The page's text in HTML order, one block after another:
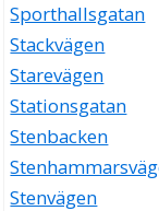
Sporthallsgatan
Stackvägen
Starevägen
Stationsgatan
Stenbacken
Stenvägen